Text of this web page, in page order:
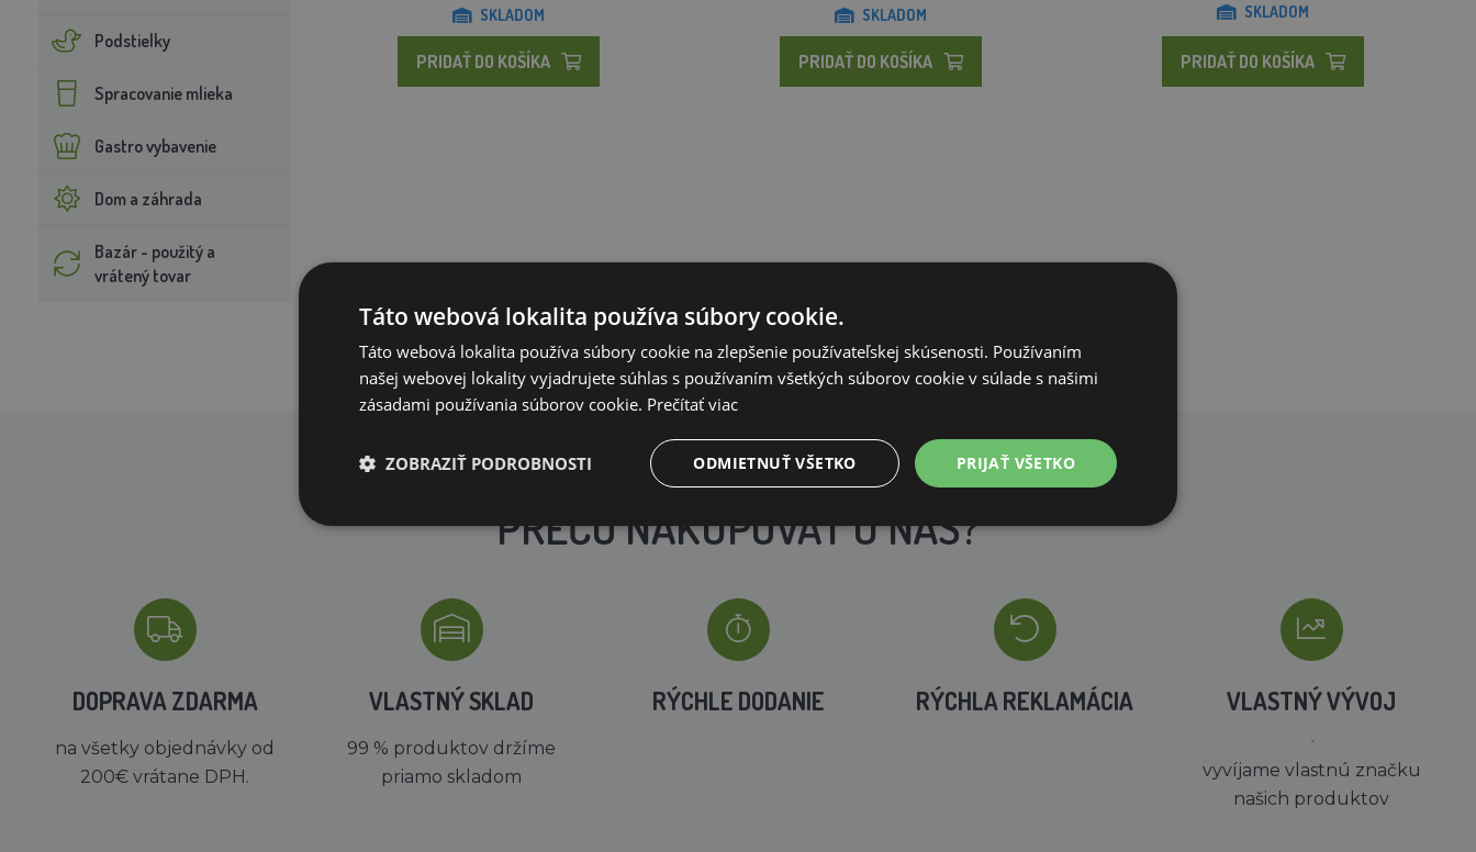
Podstielky
Spracovanie mlieka
Gastro vybavenie
Dom a záhrada
Bazár - použitý a
vrátený tovar
SKLADOM
PRIDAŤ DO KOŠÍKA
SKLADOM
PRIDAŤ DO KOŠÍKA
SKLADOM
PRIDAŤ DO KOŠÍKA
PREČO NAKUPOVAŤ U NÁS?
DOPRAVA ZDARMA
na všetky objednávky od
200€ vrátane DPH.
VLASTNÝ SKLAD
99 % produktov držíme
priamo skladom
RÝCHLE DODANIE RÝCHLA REKLAMÁCIA VLASTNÝ VÝVOJ
´
vyvíjame vlastnú značku
našich produktov
Táto webová lokalita používa súbory cookie.
Táto webová lokalita používa súbory cookie na zlepšenie používateľskej skúsenosti. Používaním
našej webovej lokality vyjadrujete súhlas s používaním všetkých súborov cookie v súlade s našimi
zásadami používania súborov cookie. Prečítať viac
PRIJAŤ VŠETKO
ODMIETNUŤ VŠETKO
ZOBRAZIŤ PODROBNOSTI